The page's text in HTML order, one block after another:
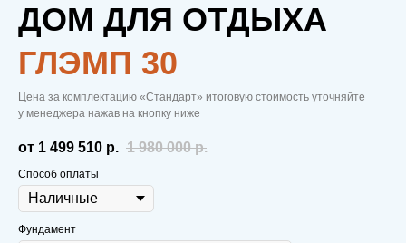
ДОМ ДЛЯ ОТДЫХА
ГЛЭМП 30
Цена за комплектацию «Стандарт» итоговую стоимость уточняйте
у менеджера нажав на кнопку ниже
от 1 499 510 р. 1 980 000 р.
Способ оплаты
Фундамент